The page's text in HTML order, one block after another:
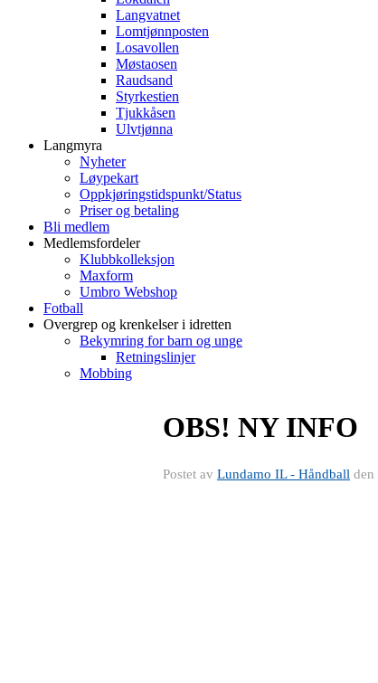
Langvatnet
Lomtjønnposten
Losavollen
Møstaosen
Raudsand
Styrkestien
Tjukkåsen
Ulvtjønna
Langmyra
Nyheter
Løypekart
Oppkjøringstidspunkt/Status
Priser og betaling
Bli medlem
Medlemsfordeler
Klubbkolleksjon
Maxform
Umbro Webshop
Fotball
Overgrep og krenkelser i idretten
Bekymring for barn og unge
Retningslinjer
Mobbing
OBS! NY INFO
Postet av Lundamo IL - Håndball den